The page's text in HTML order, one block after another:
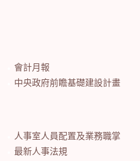
會計月報
中央政府前瞻基礎建設計畫特別預算會計月報
人事室人員配置及業務職掌
最新人事法規